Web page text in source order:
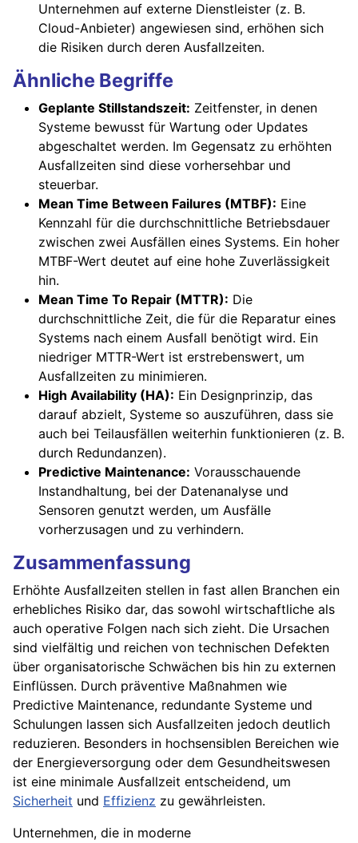
Unternehmen auf externe Dienstleister (z. B.
Cloud-Anbieter) angewiesen sind, erhöhen sich
die Risiken durch deren Ausfallzeiten.
Ähnliche Begriffe
Geplante Stillstandszeit: Zeitfenster, in denen
Systeme bewusst für Wartung oder Updates
abgeschaltet werden. Im Gegensatz zu erhöhten
Ausfallzeiten sind diese vorhersehbar und
steuerbar.
Mean Time Between Failures (MTBF): Eine
Kennzahl für die durchschnittliche Betriebsdauer
zwischen zwei Ausfällen eines Systems. Ein hoher
MTBF-Wert deutet auf eine hohe Zuverlässigkeit
hin.
Mean Time To Repair (MTTR): Die
durchschnittliche Zeit, die für die Reparatur eines
Systems nach einem Ausfall benötigt wird. Ein
niedriger MTTR-Wert ist erstrebenswert, um
Ausfallzeiten zu minimieren.
High Availability (HA): Ein Designprinzip, das
darauf abzielt, Systeme so auszuführen, dass sie
auch bei Teilausfällen weiterhin funktionieren (z. B.
durch Redundanzen).
Predictive Maintenance: Vorausschauende
Instandhaltung, bei der Datenanalyse und
Sensoren genutzt werden, um Ausfälle
vorherzusagen und zu verhindern.
Zusammenfassung
Erhöhte Ausfallzeiten stellen in fast allen Branchen ein
erhebliches Risiko dar, das sowohl wirtschaftliche als
auch operative Folgen nach sich zieht. Die Ursachen
sind vielfältig und reichen von technischen Defekten
über organisatorische Schwächen bis hin zu externen
Einflüssen. Durch präventive Maßnahmen wie
Predictive Maintenance, redundante Systeme und
Schulungen lassen sich Ausfallzeiten jedoch deutlich
reduzieren. Besonders in hochsensiblen Bereichen wie
der Energieversorgung oder dem Gesundheitswesen
ist eine minimale Ausfallzeit entscheidend, um
Sicherheit und Effizienz zu gewährleisten.
Unternehmen, die in moderne